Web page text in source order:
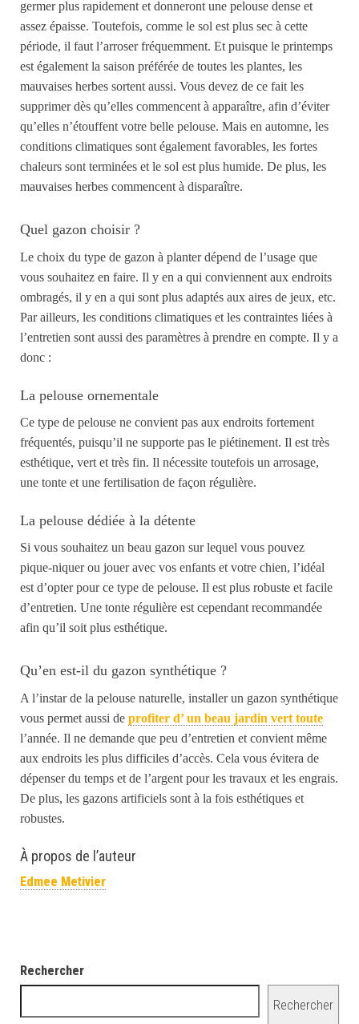
germer plus rapidement et donneront une pelouse dense et
assez épaisse. Toutefois, comme le sol est plus sec à cette
période, il faut l’arroser fréquemment. Et puisque le printemps
est également la saison préférée de toutes les plantes, les
mauvaises herbes sortent aussi. Vous devez de ce fait les
supprimer dès qu’elles commencent à apparaître, afin d’éviter
qu’elles n’étouffent votre belle pelouse. Mais en automne, les
conditions climatiques sont également favorables, les fortes
chaleurs sont terminées et le sol est plus humide. De plus, les
mauvaises herbes commencent à disparaître.
Quel gazon choisir ?
Le choix du type de gazon à planter dépend de l’usage que
vous souhaitez en faire. Il y en a qui conviennent aux endroits
ombragés, il y en a qui sont plus adaptés aux aires de jeux, etc.
Par ailleurs, les conditions climatiques et les contraintes liées à
l’entretien sont aussi des paramètres à prendre en compte. Il y a
donc :
La pelouse ornementale
Ce type de pelouse ne convient pas aux endroits fortement
fréquentés, puisqu’il ne supporte pas le piétinement. Il est très
esthétique, vert et très fin. Il nécessite toutefois un arrosage,
une tonte et une fertilisation de façon régulière.
La pelouse dédiée à la détente
Si vous souhaitez un beau gazon sur lequel vous pouvez
pique-niquerou joueravec vos enfants et votre chien, l’idéal
est d’opter pour ce type de pelouse. Il est plus robuste et facile
d’entretien. Une tonte régulière est cependant recommandée
afin qu’il soit plus esthétique.
Qu’en est-il du gazon synthétique ?
A l’instar de la pelouse naturelle, installer un gazon synthétique
vous permet aussi de profiter d’ un beau jardin vert toute
l’année. Il ne demande que peu d’entretien et convient même
aux endroits les plus difficiles d’accès. Cela vous évitera de
dépenser du temps et de l’argent pour les travaux et les engrais.
De plus, les gazons artificiels sont à la fois esthétiques et
robustes.
À propos de l’auteur
Edmee Metivier
Rechercher
Rechercher